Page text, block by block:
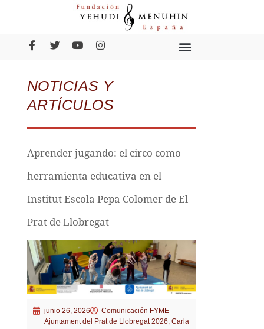
NOTICIAS Y
ARTÍCULOS
Aprender jugando: el circo como
herramienta educativa en el
Institut Escola Pepa Colomer de El
Prat de Llobregat
junio 26, 2026
Comunicación FYME
Ajuntament del Prat de Llobregat 2026, Carla